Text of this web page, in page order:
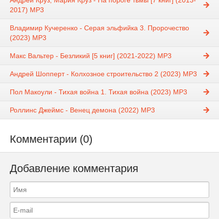
2017) МР3
Владимир Кучеренко - Серая эльфийка 3. Пророчество
(2023) MP3
Макс Вальтер - Безликий [5 книг] (2021-2022) МР3
Андрей Шопперт - Колхозное строительство 2 (2023) МР3
Пол Макоули - Тихая война 1. Тихая война (2023) MP3
Роллинс Джеймс - Венец демона (2022) МР3
Комментарии (0)
Добавление комментария